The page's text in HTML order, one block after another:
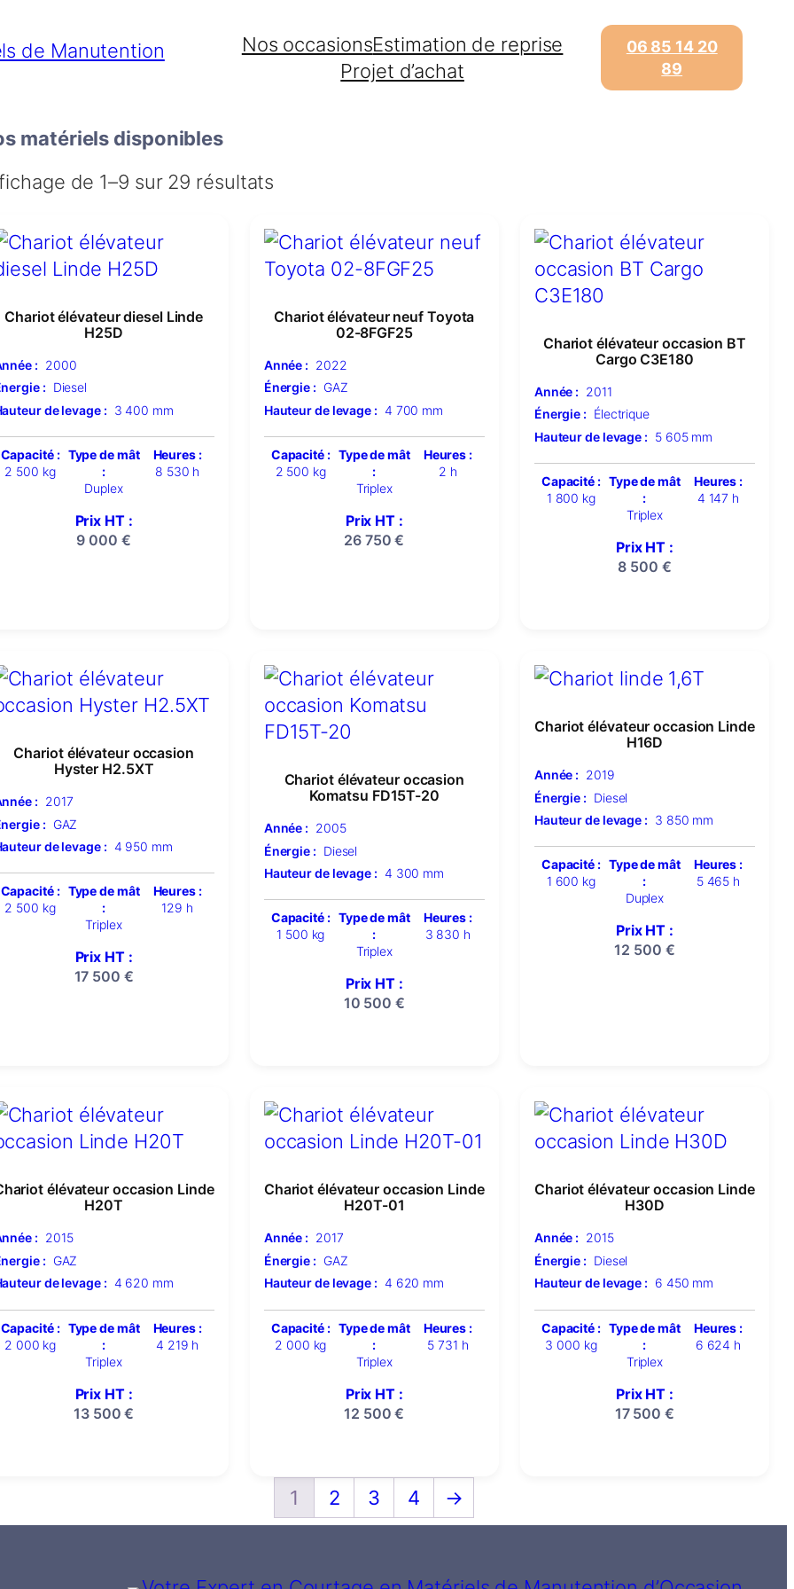
Nos occasionsEstimation de reprise
Projet d’achat
06 85 14 20
89
matériels disponibles
de 1–9 sur 29 résultats
Chariot élévateur diesel Linde
H25D
: 2000
: Diesel
de levage : 3 400 mm
Capacité :
2 500 kg
Type de mât
:
Duplex
Heures :
8 530 h
Prix HT :
9 000 €
Chariot élévateur neuf Toyota
02-8FGF25
Année : 2022
Énergie : GAZ
Hauteur de levage : 4 700 mm
Capacité :
2 500 kg
Type de mât
:
Triplex
Heures :
2 h
Prix HT :
26 750€
Chariot élévateur occasion BT
Cargo C3E180
Année : 2011
Énergie : Électrique
Hauteur de levage : 5 605 mm
Capacité :
1 800 kg
Type de mât
:
Triplex
Heures :
4 147 h
Prix HT :
8 500 €
Chariot élévateur occasion
Hyster H2.5XT
: 2017
: GAZ
de levage : 4 950 mm
Capacité :
2 500 kg
Type de mât
:
Triplex
Heures :
129 h
Prix HT :
17 500 €
Chariot élévateur occasion
Komatsu FD15T-20
Année : 2005
Énergie : Diesel
Hauteur de levage : 4 300 mm
Capacité :
1 500 kg
Type de mât
:
Triplex
Heures :
3 830 h
Prix HT :
10 500 €
Chariot élévateur occasion Linde
H16D
Année : 2019
Énergie : Diesel
Hauteur de levage : 3 850 mm
Capacité :
1 600 kg
Type de mât
:
Duplex
Heures :
5 465 h
Prix HT :
12 500 €
élévateur occasion Linde
H20T
: 2015
: GAZ
de levage : 4 620 mm
Capacité :
2 000 kg
Type de mât
:
Triplex
Heures :
4 219 h
Prix HT :
13 500€
Chariot élévateur occasion Linde
H20T-01
Année : 2017
Énergie : GAZ
Hauteur de levage : 4 620 mm
Capacité :
2 000 kg
Type de mât
:
Triplex
Heures :
5 731 h
Prix HT :
12 500€
Chariot élévateur occasion Linde
H30D
Année : 2015
Énergie : Diesel
Hauteur de levage : 6 450 mm
Capacité :
3 000 kg
Type de mât
:
Triplex
Heures :
6 624 h
Prix HT :
17 500€
1 2 3 4 →